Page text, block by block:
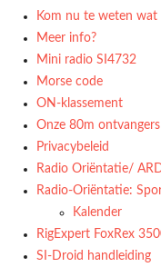
Kom nu te weten wat
Meer info?
Mini radio SI4732
Morse code
ON-klassement
Onze 80m ontvangers
Privacybeleid
Radio Oriëntatie/
Radio‑Oriëntatie:
Kalender
RigExpert FoxRex
SI-Droid handleiding